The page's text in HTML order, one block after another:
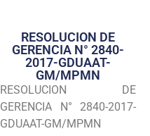
Transparencia
Seguridad
Programas
RESOLUCION DE
GERENCIA N° 2840-
2017-GDUAAT-
GM/MPMN
RESOLUCION DE
GERENCIA N° 2840-2017-
GDUAAT-GM/MPMN